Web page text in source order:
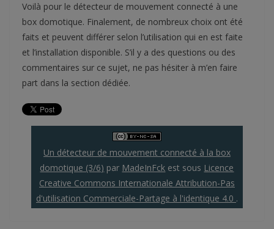
Voilà pour le détecteur de mouvement connecté à une
box domotique. Finalement, de nombreux choix ont été
faits et peuvent différer selon l’utilisation qui en est faite
et l’installation disponible. S’il y a des questions ou des
commentaires sur ce sujet, ne pas hésiter à m’en faire
part dans la section dédiée.
Un détecteur de mouvement connecté à la box
domotique (3/6) par MadeInFck est sous Licence
Creative Commons Internationale Attribution-Pas
d'utilisation Commerciale-Partage à l'identique 4.0 .